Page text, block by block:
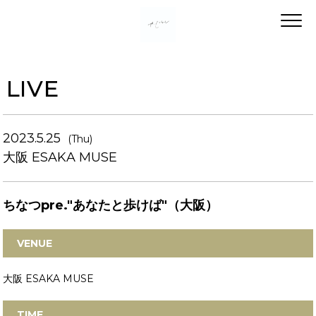
LIVE
2023.5.25 (Thu)
大阪 ESAKA MUSE
ちなつpre."あなたと歩けば"（大阪）
VENUE
大阪 ESAKA MUSE